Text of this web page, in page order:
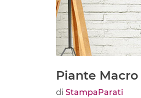
Piante
di StampaParati